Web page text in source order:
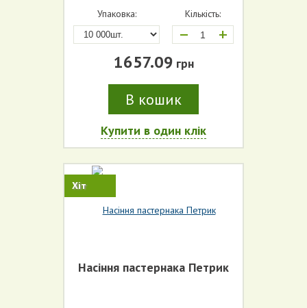
Упаковка: Кількість:
+
1657.09 грн
В кошик
Купити в один клік
Хіт
Насіння пастернака Петрик